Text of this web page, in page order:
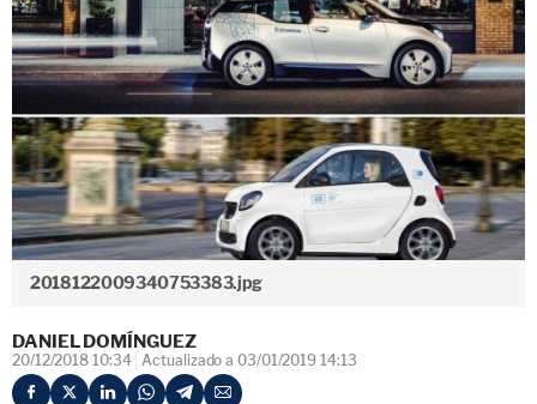
2018122009340753383.jpg
DANIEL DOMÍNGUEZ
20/12/2018 10:34 Actualizado a 03/01/2019 14:13